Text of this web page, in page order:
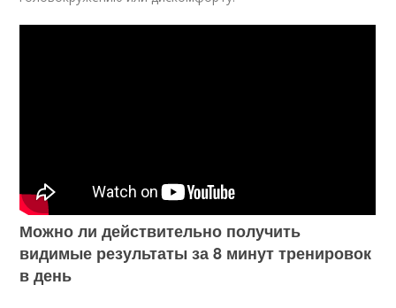
Можно ли действительно получить
видимые результаты за 8 минут тренировок
в день